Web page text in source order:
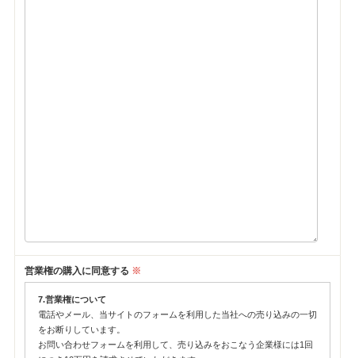
営業権の購入に同意する ※
7.営業権について
電話やメール、当サイトのフォームを利用した当社への売り込みの一切
をお断りしています。
お問い合わせフォームを利用して、売り込みをおこなう企業様には1回